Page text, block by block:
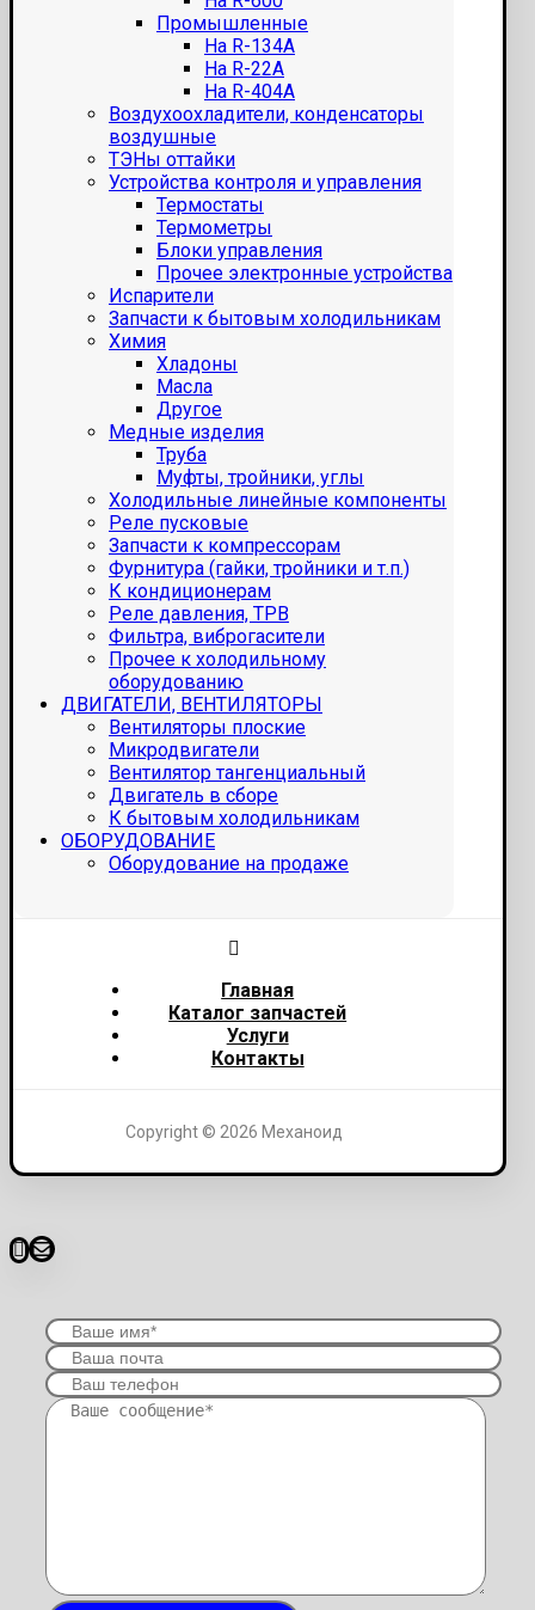
Промышленные
На R-134A
На R-22A
На R-404A
Воздухоохладители, конденсаторы
воздушные
ТЭНы оттайки
Устройства контроля и управления
Термостаты
Термометры
Блоки управления
Прочее электронные устройства
Испарители
Запчасти к бытовым холодильникам
Химия
Хладоны
Масла
Другое
Медные изделия
Труба
Муфты, тройники, углы
Холодильные линейные компоненты
Реле пусковые
Запчасти к компрессорам
Фурнитура (гайки, тройники и т.п.)
К кондиционерам
Реле давления, ТРВ
Фильтра, виброгасители
Прочее к холодильному
оборудованию
ДВИГАТЕЛИ, ВЕНТИЛЯТОРЫ
Вентиляторы плоские
Микродвигатели
Вентилятор тангенциальный
Двигатель в сборе
К бытовым холодильникам
ОБОРУДОВАНИЕ
Оборудование на продаже
Главная
Каталог запчастей
Услуги
Контакты
Copyright © 2026 Механоид